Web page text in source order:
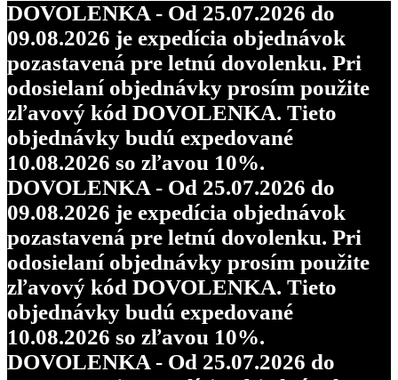
DOVOLENKA - Od 25.07.2026 do
09.08.2026 je expedícia objednávok
pozastavená pre letnú dovolenku. Pri
odosielaní objednávky prosím použite
zľavový kód DOVOLENKA. Tieto
objednávky budú expedované
10.08.2026 so zľavou 10%.
DOVOLENKA - Od 25.07.2026 do
09.08.2026 je expedícia objednávok
pozastavená pre letnú dovolenku. Pri
odosielaní objednávky prosím použite
zľavový kód DOVOLENKA. Tieto
objednávky budú expedované
10.08.2026 so zľavou 10%.
DOVOLENKA - Od 25.07.2026 do